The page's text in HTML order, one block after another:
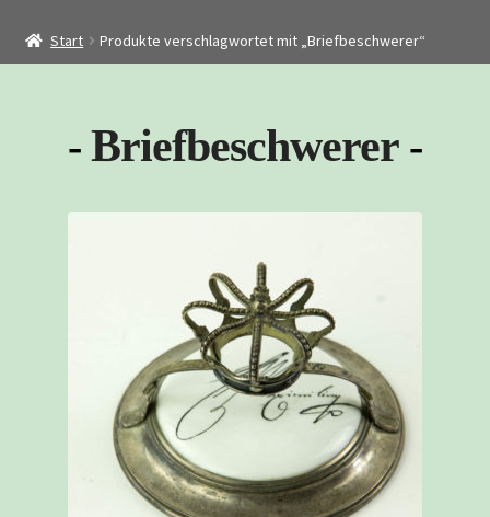
ShopStart Produkte verschlagwortet mit „Briefbeschwerer“
Briefbeschwerer